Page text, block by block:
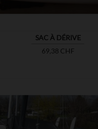
SAC À DÉRIVE
Prix
69,38 CHF